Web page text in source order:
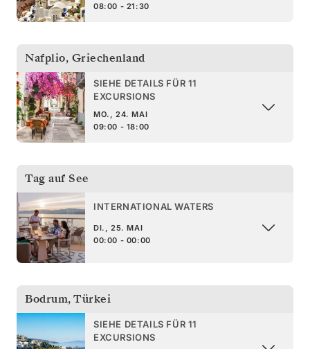
08:00 - 21:30
Nafplio, Griechenland
SIEHE DETAILS FÜR 11
EXCURSIONS
MO., 24. MAI
09:00 - 18:00
Tag auf See
INTERNATIONAL WATERS
DI., 25. MAI
00:00 - 00:00
Bodrum,Türkei
SIEHE DETAILS FÜR 11
EXCURSIONS